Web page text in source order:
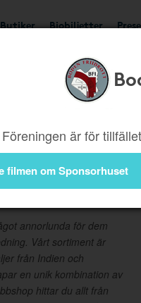
Butiker Biobiljetter
Föreningen är för
filmen om Sponsorhuset
annorlunda för dem
Vårt sortiment är
från Indien och
en unik kombination av
hittar du allt från